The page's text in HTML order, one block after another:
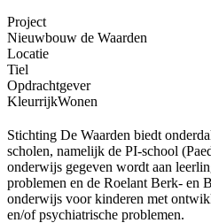
Project
Nieuwbouw de Waarden
Locatie
Tiel
Opdrachtgever
KleurrijkWonen
Stichting De Waarden biedt
scholen, namelijk de PI-school
onderwijs gegeven wordt aan
problemen en de Roelant Berk- en
onderwijs voor kinderen met
en/of psychiatrische problemen.